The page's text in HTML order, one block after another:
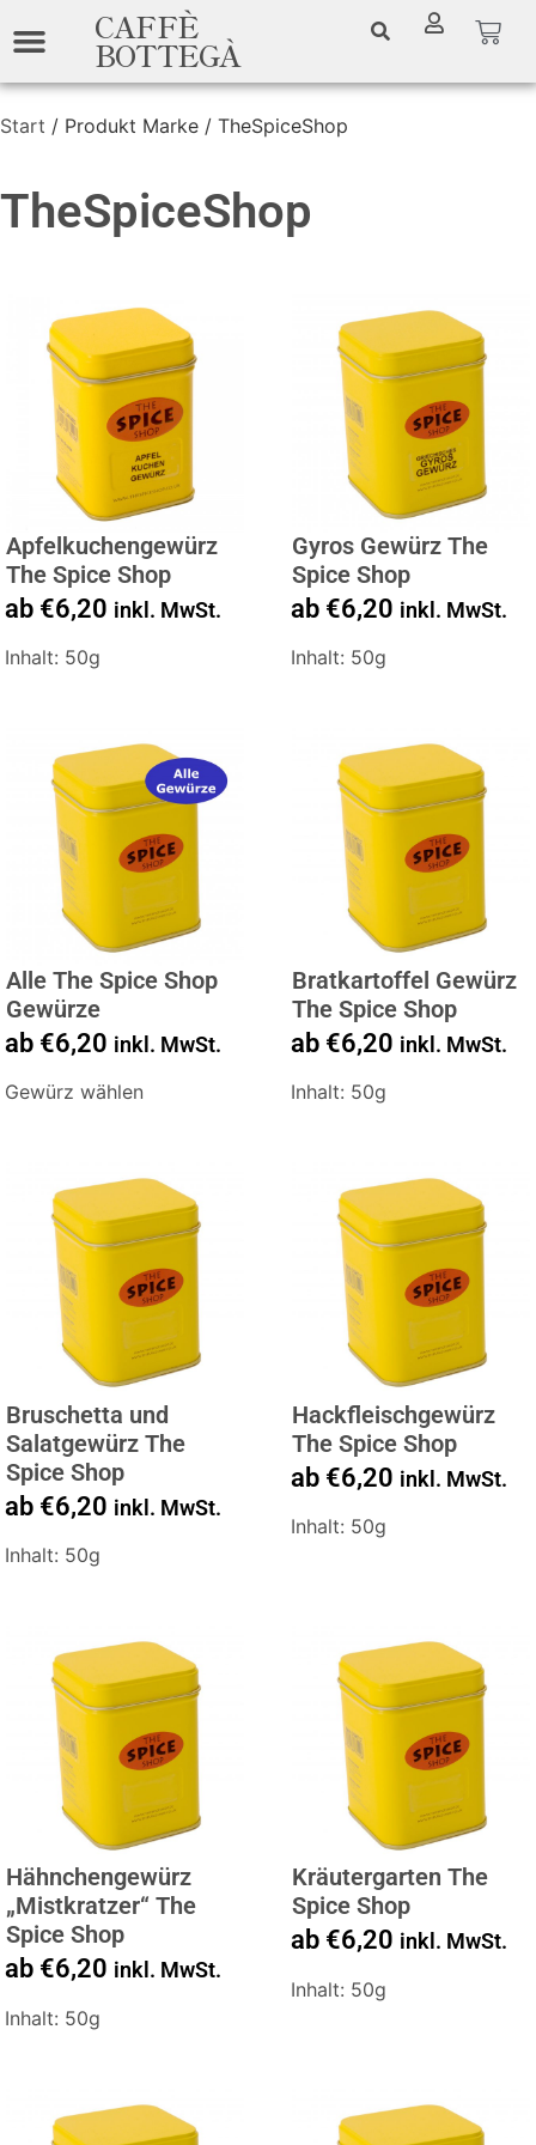
CAFFÈ
BOTTEGÀ
Start / Produkt Marke / TheSpiceShop
TheSpiceShop
Apfelkuchengewürz
The Spice Shop
ab €6,20 inkl. MwSt.
Inhalt: 50g
Gyros Gewürz The
Spice Shop
ab €6,20 inkl. MwSt.
Inhalt: 50g
Alle The Spice Shop
Gewürze
ab €6,20 inkl. MwSt.
Gewürz wählen
Bratkartoffel Gewürz
The Spice Shop
ab €6,20 inkl. MwSt.
Inhalt: 50g
Bruschetta und
Salatgewürz The
Spice Shop
ab €6,20 inkl. MwSt.
Inhalt: 50g
Hackfleischgewürz
The Spice Shop
ab €6,20 inkl. MwSt.
Inhalt: 50g
Hähnchengewürz
„Mistkratzer“ The
Spice Shop
ab €6,20 inkl. MwSt.
Inhalt: 50g
Kräutergarten The
Spice Shop
ab €6,20 inkl. MwSt.
Inhalt: 50g